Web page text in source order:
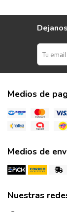
Medios de
Medios de
Nuestras